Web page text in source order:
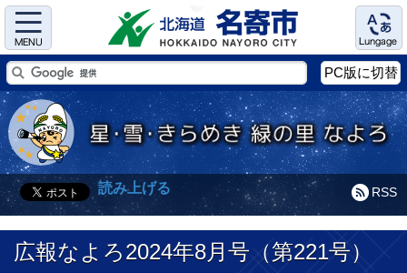
Menu Language
PC版に切替
RSS
読み上げる
広報なよろ2024年8月号（第221号）